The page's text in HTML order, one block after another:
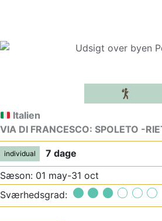
Italien
VIA DI FRANCESCO: SPOLETO -
individual
7 dage
Sæson: 01 may-31 oct
Sværhedsgrad: